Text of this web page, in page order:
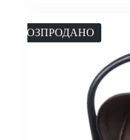
РОЗПРОДАНО